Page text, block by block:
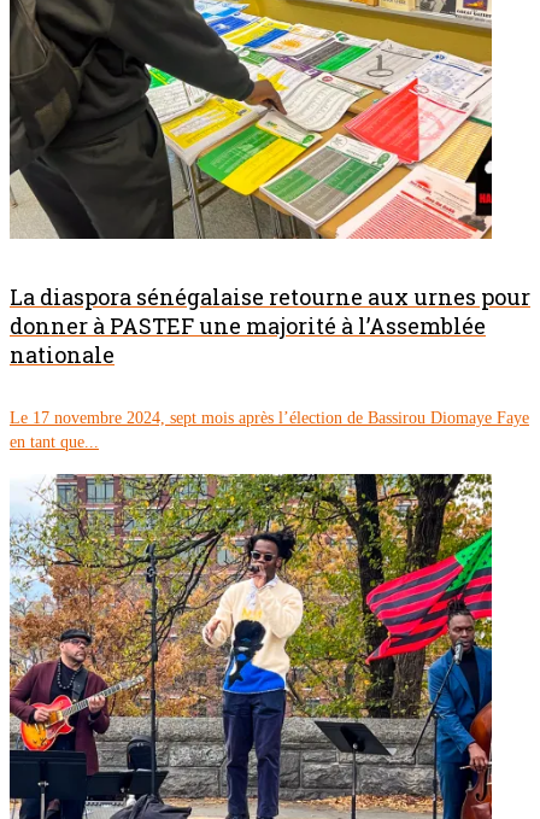
La diaspora sénégalaise retourne aux urnes pour
donner à PASTEF une majorité à l’Assemblée
nationale
Le 17 novembre 2024, sept mois après l’élection de Bassirou Diomaye Faye
en tant que...